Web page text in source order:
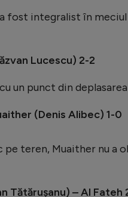
fost integralist în meciul
Lucescu) 2-2
un punct din
(Denis Alibec) 1-0
pe teren, Muaither nu a
Tătărușanu) – Al Fateh